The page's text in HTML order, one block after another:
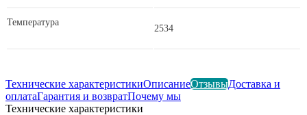
Температура
2534
Технические характеристикиОписаниеОтзывыДоставка и
оплатаГарантия и возвратПочему мы
Технические характеристики